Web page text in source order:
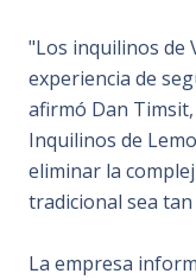
"Los inquilinos de
experiencia de
afirmó Dan
Inquilinos de
eliminar la
tradicional sea tan
La empresa